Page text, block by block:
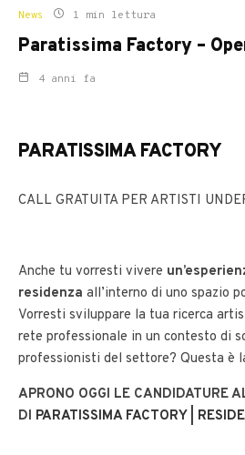
News 1 min lettura
Paratissima Factory –
4 anni fa
PARATISSIMA FACTORY
CALL GRATUITA PER ARTISTI
Anche tu vorresti vivere
residenza all’interno di uno spazio
Vorresti sviluppare la tua ricerca
rete professionale in un contesto di
professionisti del settore? Questa è
APRONO OGGI LE CANDIDATURE
DI PARATISSIMA FACTORY |